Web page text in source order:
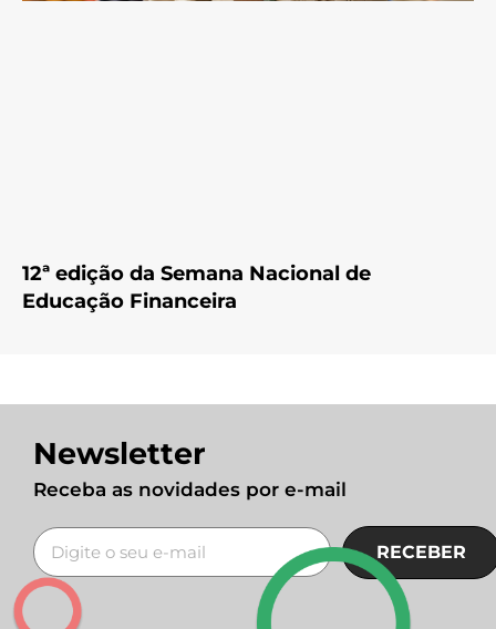
12ª edição da Semana Nacional de
Educação Financeira
Newsletter
Receba as novidades por e-mail
RECEBER